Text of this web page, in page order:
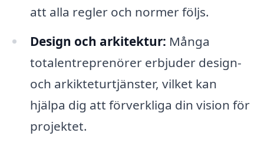
att alla regler och normer följs.
Design och arkitektur: Många
totalentreprenörer erbjuder design-
och arkikteturtjänster, vilket kan
hjälpa dig att förverkliga din vision för
projektet.